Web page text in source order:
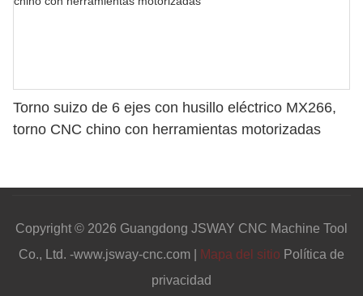
Torno suizo de 6 ejes con husillo eléctrico MX266,
torno CNC chino con herramientas motorizadas
Copyright © 2026 Guangdong JSWAY CNC Machine Tool
Co., Ltd. -www.jsway-cnc.com |
Mapa del sitio Política de
privacidad